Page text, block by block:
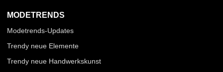
MODETRENDS
Modetrends-Updates
Trendy neue Elemente
Trendy neue Handwerkskunst